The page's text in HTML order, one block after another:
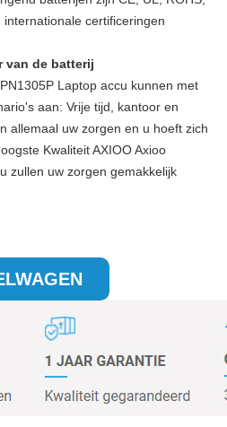
certificeringen
van de batterij
Laptop accu kunnen met
aan: Vrije tijd, kantoor en
allemaal uw zorgen en u hoeft zich
Kwaliteit AXIOO Axioo
zullen uw zorgen gemakkelijk